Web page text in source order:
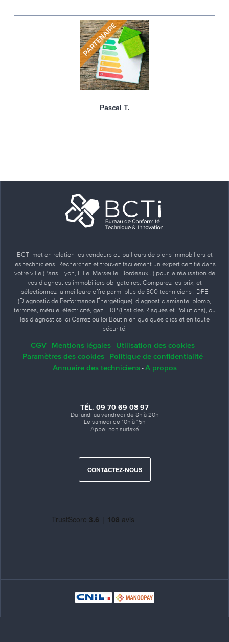
Pascal T.
BCTI met en relation les vendeurs ou bailleurs de biens immobiliers et
les techniciens. Recherchez et trouvez facilement un expert certifié dans
votre ville (Paris, Lyon, Lille, Marseille, Bordeaux…) pour la réalisation de
vos diagnostics immobiliers obligatoires. Comparez les prix, et
sélectionnez la meilleure offre parmi plus de 300 techniciens : DPE
(Diagnostic de Performance Énergétique), diagnostic amiante, plomb,
termites, mérule, électricité, gaz, ERP (État des Risques et Pollutions), ou
les diagnostics loi Carrez ou loi Boutin en quelques clics et en toute
sécurité.
CGV - Mentions légales - Utilisation des cookies -
Paramètres des cookies - Politique de confidentialité -
Annuaire des techniciens- A propos
TÉL. 09 70 69 08 97
Du lundi au vendredi de 8h à 20h
Le samedi de 10h à 15h
Appel non surtaxé
CONTACTEZ-NOUS